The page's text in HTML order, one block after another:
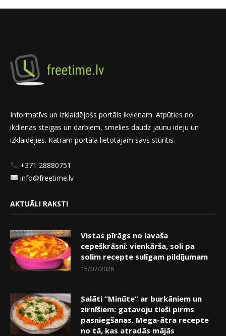
Informatīvs un izklaidējošs portāls ikvienam. Atpūties no
ikdienas steigas un darbiem, smelies daudz jaunu ideju un
izklaidējies. Katram portāla lietotājam savs stūrītis.
+371 28880751
info@freetime.lv
AKTUĀLI RAKSTI
Vistas pīrāgs no lavaša
cepeškrāsnī: vienkārša, soli pa
solim recepte sulīgam pildījumam
15/07/2026
Salāti “Minūte” ar burkāniem un
zirnīšiem: gatavoju tieši pirms
pasniegšanas. Mega-ātra recepte
no tā, kas atradās mājās